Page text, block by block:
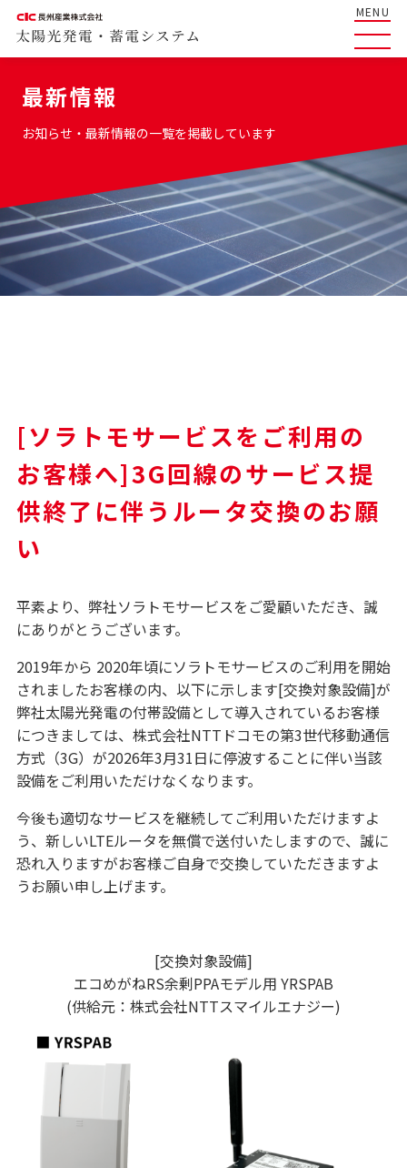
MENU
最新情報
お知らせ・最新情報の一覧を掲載しています
[ソラトモサービスをご利用の
お客様へ]3G回線のサービス提
供終了に伴うルータ交換のお願
い
平素より、弊社ソラトモサービスをご愛顧いただき、誠
にありがとうございます。
2019年から 2020年頃にソラトモサービスのご利用を開始
されましたお客様の内、以下に示します[交換対象設備]が
弊社太陽光発電の付帯設備として導入されているお客様
につきましては、株式会社NTTドコモの第3世代移動通信
方式（3G）が2026年3月31日に停波することに伴い当該
設備をご利用いただけなくなります。
今後も適切なサービスを継続してご利用いただけますよ
う、新しいLTEルータを無償で送付いたしますので、誠に
恐れ入りますがお客様ご自身で交換していただきますよ
うお願い申し上げます。
[交換対象設備]
エコめがねRS余剰PPAモデル用 YRSPAB
(供給元：株式会社NTTスマイルエナジー)